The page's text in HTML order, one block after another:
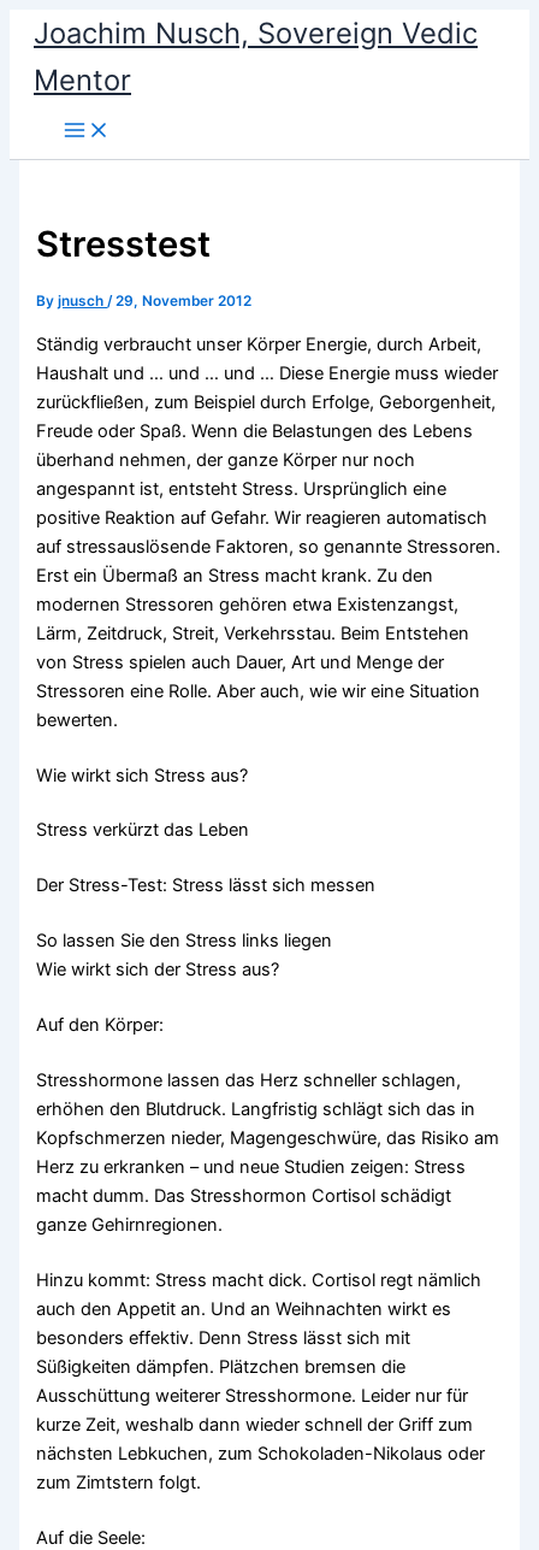
content
Joachim Nusch, Sovereign Vedic
Mentor
Stresstest
Byjnusch/29, November 2012
Ständig verbraucht unser Körper Energie, durch Arbeit,
Haushalt und … und … und … Diese Energie muss wieder
zurückfließen, zum Beispiel durch Erfolge, Geborgenheit,
Freude oder Spaß. Wenn die Belastungen des Lebens
überhand nehmen, der ganze Körper nur noch
angespannt ist, entsteht Stress. Ursprünglich eine
positive Reaktion auf Gefahr. Wir reagieren automatisch
auf stressauslösende Faktoren, so genannte Stressoren.
Erst ein Übermaß an Stress macht krank. Zu den
modernen Stressoren gehören etwa Existenzangst,
Lärm, Zeitdruck, Streit, Verkehrsstau. Beim Entstehen
von Stress spielen auch Dauer, Art und Menge der
Stressoren eine Rolle. Aber auch, wie wir eine Situation
bewerten.
Wie wirkt sich Stress aus?
Stress verkürzt das Leben
Der Stress-Test: Stress lässt sich messen
So lassen Sie den Stress links liegen
Wie wirkt sich der Stress aus?
Auf den Körper:
Stresshormone lassen das Herz schneller schlagen,
erhöhen den Blutdruck. Langfristig schlägt sich das in
Kopfschmerzen nieder, Magengeschwüre, das Risiko am
Herz zu erkranken – und neue Studien zeigen: Stress
macht dumm. Das Stresshormon Cortisol schädigt
ganze Gehirnregionen.
Hinzu kommt: Stress macht dick. Cortisol regt nämlich
auch den Appetit an. Und an Weihnachten wirkt es
besonders effektiv. Denn Stress lässt sich mit
Süßigkeiten dämpfen. Plätzchen bremsen die
Ausschüttung weiterer Stresshormone. Leider nur für
kurze Zeit, weshalb dann wieder schnell der Griff zum
nächsten Lebkuchen, zum Schokoladen-Nikolaus oder
zum Zimtstern folgt.
Auf die Seele: